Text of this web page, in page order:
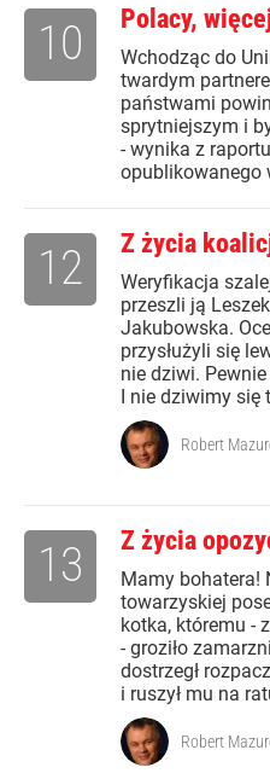
Polacy,
Wchodząc do
twardym
państwami
sprytniejszym i
- wynika z
opublikowanego
10
Z życia
Weryfikacja
przeszli ją
Jakubowska.
przysłużyli się
nie dziwi.
I nie dziwimy się
12
Robert
Z życia
Mamy bohatera!
towarzyskiej
kotka, któremu -
- groziło
dostrzegł
i ruszył mu na
13
Robert